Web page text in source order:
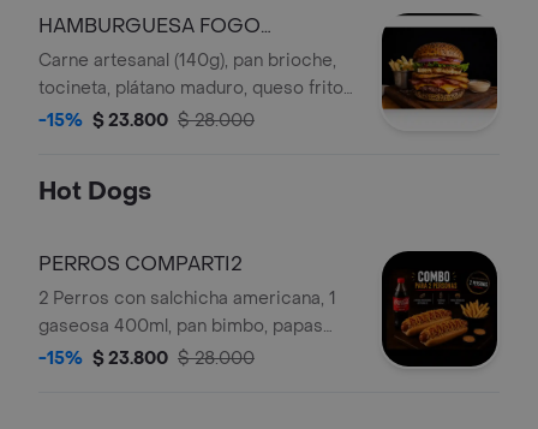
HAMBURGUESA FOGO
ESPECIAL
Carne artesanal (140g), pan brioche,
tocineta, plátano maduro, queso frito,
queso cheddar, lechuga, tomate,
-15% $ 23.800 $ 28.000
Hot Dogs
PERROS COMPARTI2
2 Perros con salchicha americana, 1
gaseosa 400ml, pan bimbo, papas
cabello de ángel, papas francesas y
-15% $ 23.800 $ 28.000